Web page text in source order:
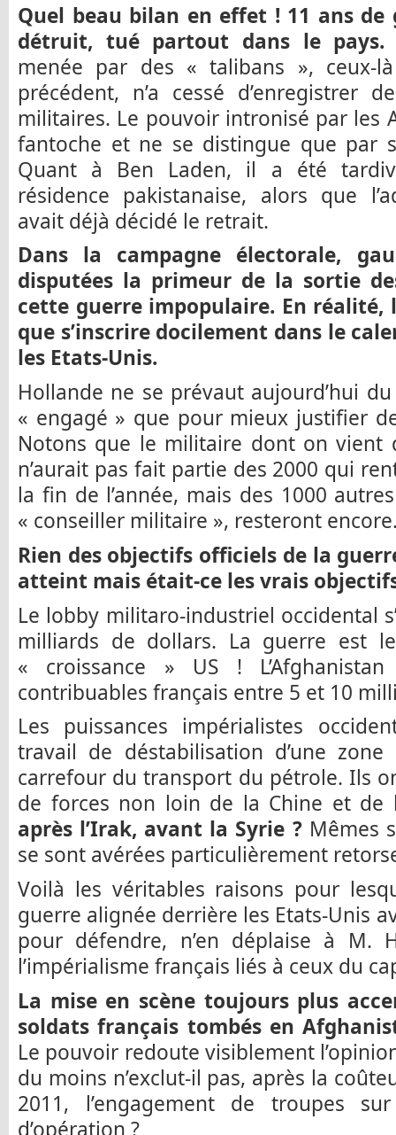
Quel beau bilan en effet ! 11 ans de
détruit, tué partout dans le pays.
menée par des « talibans », ceux-
précédent, n’a cessé d’enregistrer
militaires. Le pouvoir intronisé par les
fantoche et ne se distingue que par
Quant à Ben Laden, il a été
résidence pakistanaise, alors que
avait déjà décidé le retrait.
Dans la campagne électorale,
disputées la primeur de la sortie
cette guerre impopulaire. En réalité,
que s’inscrire docilement dans le
les Etats-Unis.
Hollande ne se prévaut aujourd’hui
« engagé » que pour mieux justifier
Notons que le militaire dont on vient
n’aurait pas fait partie des 2000 qui
la fin de l’année, mais des 1000
« conseiller militaire », resteront
Rien des objectifs officiels de la
atteint mais était-ce les vrais
Le lobby militaro-industriel occidental
milliards de dollars. La guerre est
« croissance » US !
contribuables français entre 5 et 10
Les puissances impérialistes
travail de déstabilisation d’une
carrefour du transport du pétrole. Ils
de forces non loin de la Chine et de
après l’Irak, avant la Syrie ?Mêmes
se sont avérées particulièrement
Voilà les véritables raisons pour
guerre alignée derrière les Etats-Unis
pour défendre, n’en déplaise à M.
l’impérialisme français liés à ceux du
La mise en scène toujours plus
soldats français tombés en
Le pouvoir redoute visiblement
du moins n’exclut-il pas, après la
2011, l’engagement de troupes
d’opération ?